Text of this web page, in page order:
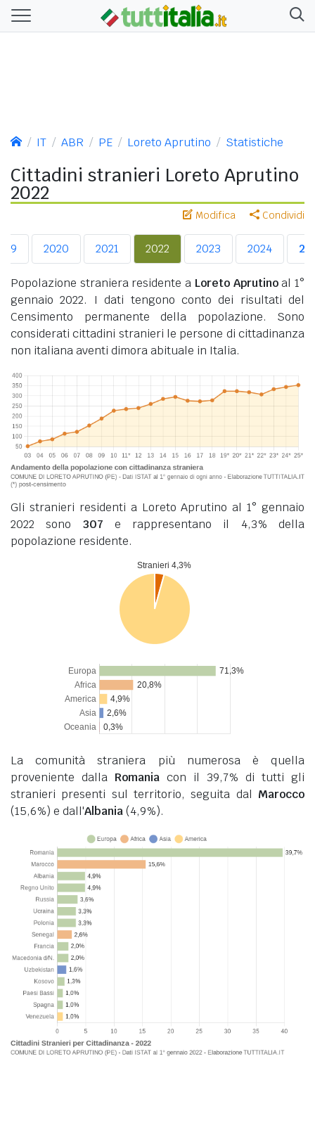
IT ABR PE Loreto Aprutino Statistiche
Cittadini stranieri Loreto Aprutino
2022
Modifica Condividi
2020 2021 2022 2023 2024
Popolazione straniera residente a Loreto Aprutinoal 1°
gennaio 2022. I dati tengono conto dei risultati del
Censimento permanente della popolazione. Sono
considerati cittadini stranieri le persone di cittadinanza
non italiana aventi dimora abituale in Italia.
Gli stranieri residenti a Loreto Aprutino al 1° gennaio
2022 sono 307 e rappresentano il 4,3% della
popolazione residente.
La comunità straniera più numerosa è quella
proveniente dalla Romania con il 39,7% di tutti gli
stranieri presenti sul territorio, seguita dal Marocco
(15,6%) e dall'Albania(4,9%).